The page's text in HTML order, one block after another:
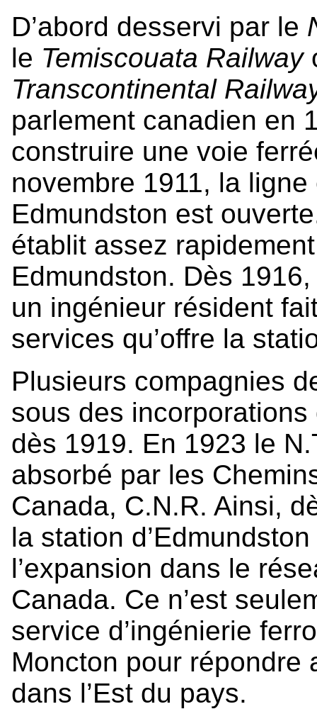
D’abord desservi par le
le Temiscouata Railway
Transcontinental
parlement canadien en
construire une voie
novembre 1911, la
Edmundston est
établit assez
Edmundston. Dès
un ingénieur résident
services qu’offre la
Plusieurs compagnies
sous des
dès 1919. En 1923 le
absorbé par les
Canada, C.N.R. Ainsi,
la station
l’expansion dans le
Canada. Ce n’est
service d’ingénierie
Moncton pour répondre
dans l’Est du pays.